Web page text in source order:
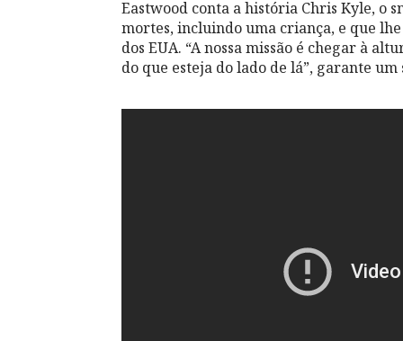
Eastwood conta a história Chris Kyle, o
mortes, incluindo uma criança, e que
dos EUA. “A nossa missão é chegar à
do que esteja do lado de lá”, garante